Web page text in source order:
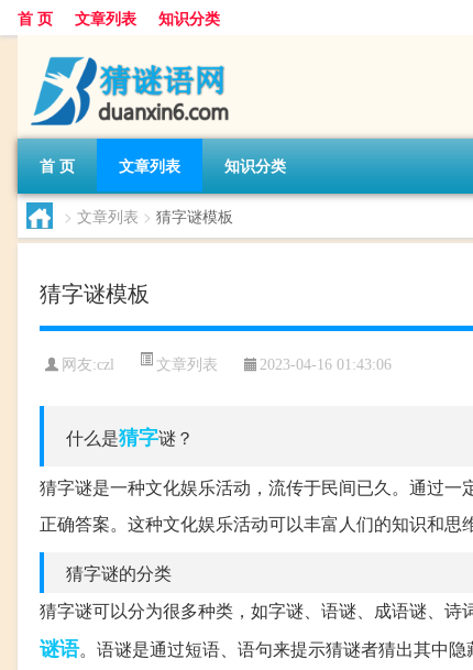
首 页 文章列表 知识分类
首 页 文章列表 知识分类
> 文章列表 > 猜字谜模板
猜字谜模板
网友:czl 文章列表 2023-04-16 01:43:06
什么是猜字谜？
猜字谜是一种文化娱乐活动，流传于民间已久。通过一
正确答案。这种文化娱乐活动可以丰富人们的知识和思
猜字谜的分类
猜字谜可以分为很多种类，如字谜、语谜、成语谜、
谜语。语谜是通过短语、语句来提示猜谜者猜出其中